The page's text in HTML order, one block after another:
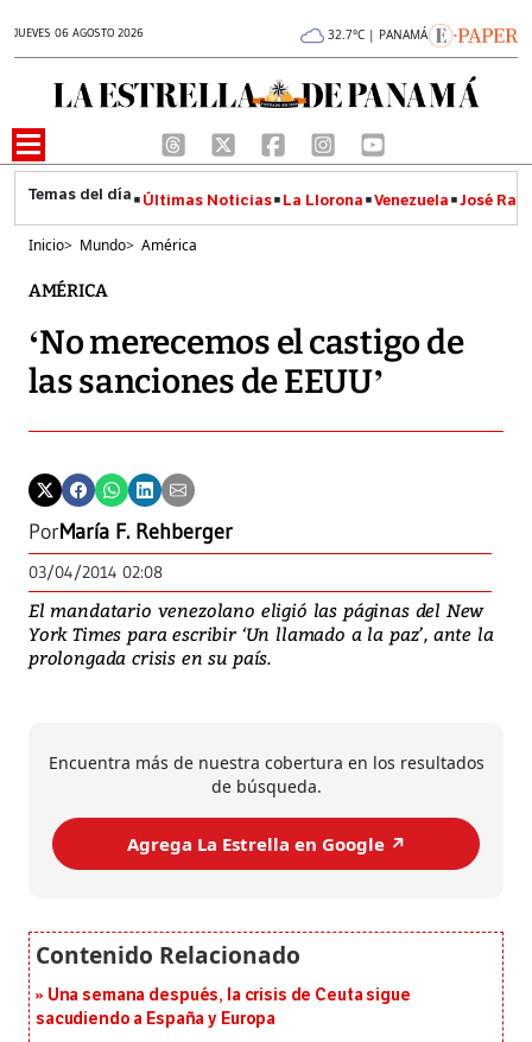
JUEVES 06 AGOSTO 2026 32.7°C | PANAMÁ
Últimas Noticias La Llorona Venezuela José
Inicio> Mundo> América
AMÉRICA
‘No merecemos el castigo de
las sanciones de EEUU’
PorMaría F. Rehberger
03/04/2014 02:08
El mandatario venezolano eligió las páginas del New
York Times para escribir ‘Un llamado a la paz’, ante la
prolongada crisis en su país.
Encuentra más de nuestra cobertura en los resultados
de búsqueda.
Agrega La Estrella en Google ↗️
Una semana después, la crisis de Ceuta sigue
sacudiendo a España y Europa